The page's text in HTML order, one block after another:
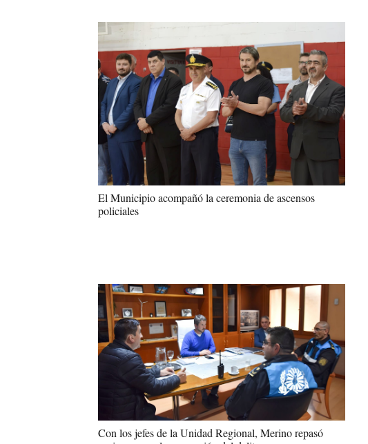
El Municipio acompañó la ceremonia de ascensos
policiales
Con los jefes de la Unidad Regional, Merino repasó